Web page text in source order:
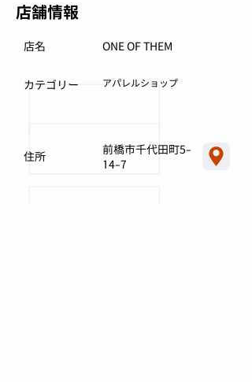
店舗情報
ONE OF THEM
店名
アパレルショップ
カテゴリー
前橋市千代田町5-
14-7
住所